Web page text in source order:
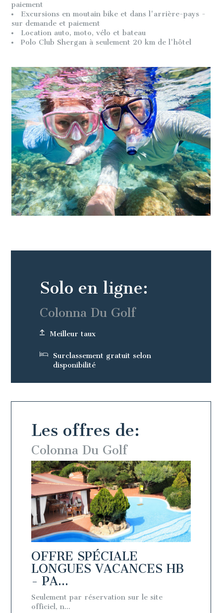
paiement
Excursions en moutain bike et dans l'arrière-pays -
sur demande et paiement
Location auto, moto, vélo et bateau
Polo Club Shergan à seulement 20 km de l'hôtel
Les offres de:
Colonna Du Golf
OFFRE SPÉCIALE
LONGUES VACANCES HB
- PA...
Seulement par réservation sur le site
officiel, n...
Solo en ligne:
Colonna Du Golf
Meilleur taux
Surclassement gratuit selon
disponibilité